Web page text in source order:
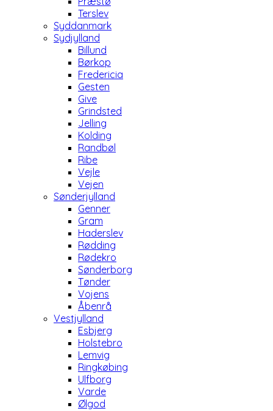
Terslev
Syddanmark
Sydjylland
Billund
Børkop
Fredericia
Gesten
Give
Grindsted
Jelling
Kolding
Randbøl
Ribe
Vejle
Vejen
Sønderjylland
Genner
Gram
Haderslev
Rødding
Rødekro
Sønderborg
Tønder
Vojens
Åbenrå
Vestjylland
Esbjerg
Holstebro
Lemvig
Ringkøbing
Ulfborg
Varde
Ølgod